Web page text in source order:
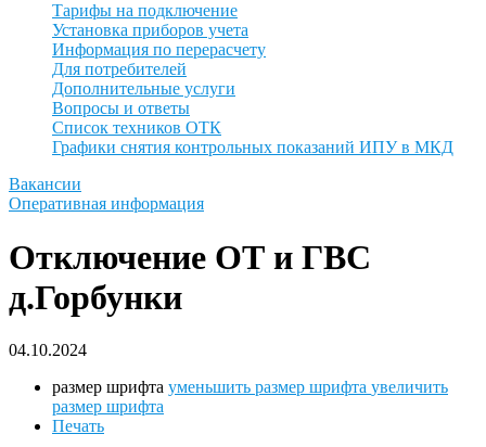
Тарифы на подключение
Установка приборов учета
Информация по перерасчету
Для потребителей
Дополнительные услуги
Вопросы и ответы
Список техников ОТК
Графики снятия контрольных показаний ИПУ в МКД
Вакансии
Оперативная информация
Отключение ОТ и ГВС
д.Горбунки
04.10.2024
размер шрифта уменьшить размер шрифта увеличить
размер шрифта
Печать